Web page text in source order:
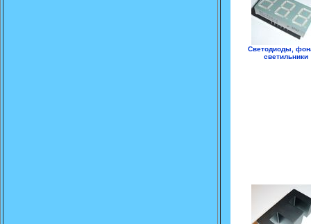
Светодиоды,
светильники